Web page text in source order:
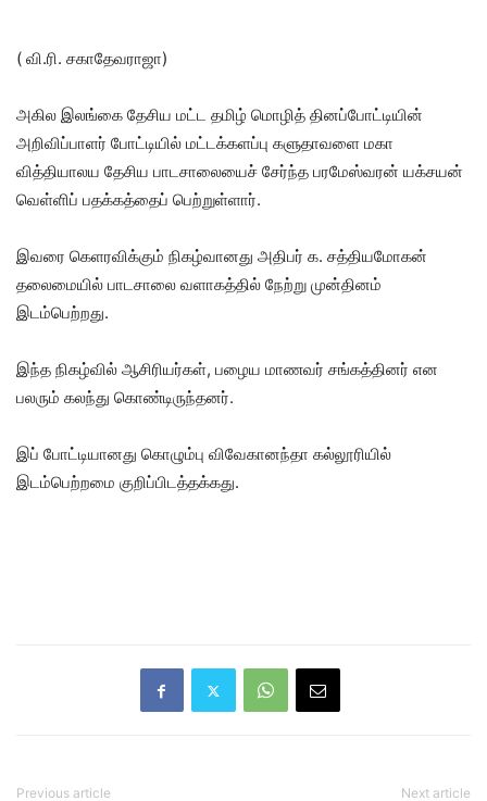
( வி.ரி. சகாதேவராஜா)
அகில இலங்கை தேசிய மட்ட தமிழ் மொழித் தினப்போட்டியின்
அறிவிப்பாளர் போட்டியில் மட்டக்களப்பு களுதாவளை மகா
வித்தியாலய தேசிய பாடசாலையைச் சேர்ந்த பரமேஸ்வரன் யக்சயன்
வெள்ளிப் பதக்கத்தைப் பெற்றுள்ளார்.
இவரை கெளரவிக்கும் நிகழ்வானது அதிபர் க. சத்தியமோகன்
தலைமையில் பாடசாலை வளாகத்தில் நேற்று முன்தினம்
இடம்பெற்றது.
இந்த நிகழ்வில் ஆசிரியர்கள், பழைய மாணவர் சங்கத்தினர் என
பலரும் கலந்து கொண்டிருந்தனர்.
இப் போட்டியானது கொழும்பு விவேகானந்தா கல்லூரியில்
இடம்பெற்றமை குறிப்பிடத்தக்கது.
Previous article Next article